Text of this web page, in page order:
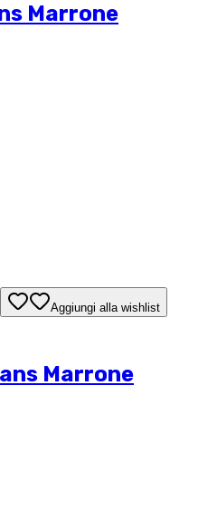
Marrone
Aggiungi alla wishlist
Marrone